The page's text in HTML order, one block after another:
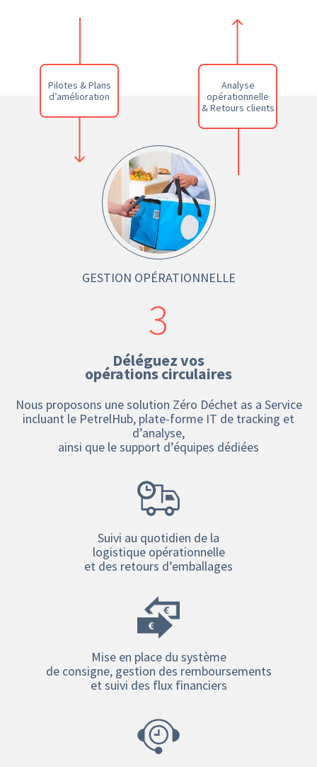
Pilotes & Plans
d’amélioration
Analyse
opérationnelle
& Retours clients
GESTION OPÉRATIONNELLE
3
Déléguez vos
opérations circulaires
Nous proposons une solution Zéro Déchet as a Service
incluant le PetrelHub, plate-forme IT de tracking et
d’analyse,
ainsi que le support d’équipes dédiées
Suivi au quotidien de la
logistique opérationnelle
et des retours d’emballages
Mise en place du système
de consigne, gestion des remboursements
et suivi des flux financiers